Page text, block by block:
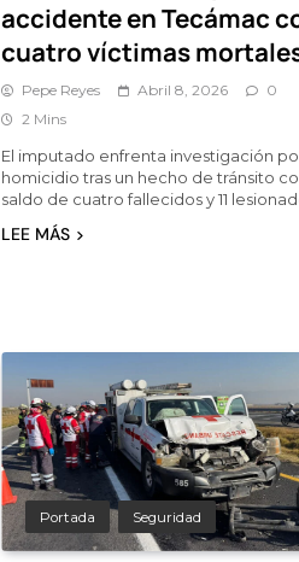
accidente en Tecámac
cuatro víctimas
Pepe Reyes Abril 8, 2026
0
2 Mins
El imputado enfrenta investigación
homicidio tras un hecho de tránsito
saldo de cuatro fallecidos y 11
LEE MÁS
Portada Seguridad